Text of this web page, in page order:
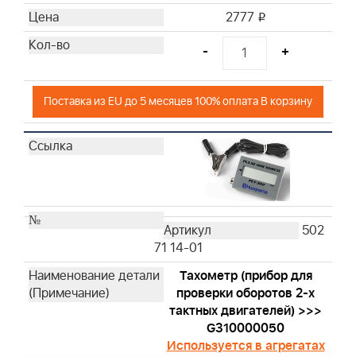
2777 i
- +
Поставка из EU до 5 месяцев 100% оплата В корзину
502
71 14-01
Тахометр (прибор для
проверки оборотов 2-х
тактных двигателей) >>>
G310000050
Используется в агрегатах